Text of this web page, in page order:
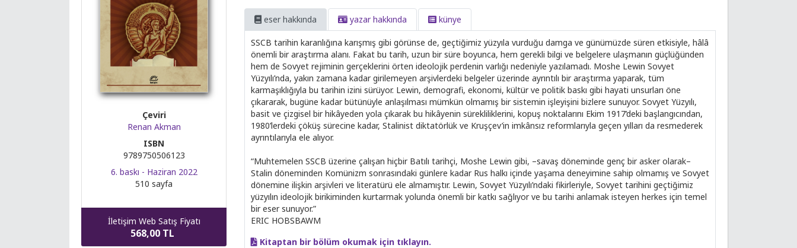
Çeviri
Renan Akman
ISBN
9789750506123
6. baskı - Haziran 2022
510 sayfa
İletişim Web Satış Fiyatı
568,00 TL
eser hakkında yazar hakkında künye
SSCB tarihin karanlığına karışmış gibi görünse de, geçtiğimiz yüzyıla vurduğu damga ve günümüzde süren etkisiyle, hâlâ
önemli bir araştırma alanı. Fakat bu tarih, uzun bir süre boyunca, hem gerekli bilgi ve belgelere ulaşmanın güçlüğünden
hem de Sovyet rejiminin gerçeklerini örten ideolojik perdenin varlığı nedeniyle yazılamadı. Moshe Lewin Sovyet
Yüzyılı’nda, yakın zamana kadar girilemeyen arşivlerdeki belgeler üzerinde ayrıntılı bir araştırma yaparak, tüm
karmaşıklığıyla bu tarihin izini sürüyor. Lewin, demografi, ekonomi, kültür ve politik baskı gibi hayati unsurları öne
çıkararak, bugüne kadar bütünüyle anlaşılması mümkün olmamış bir sistemin işleyişini bizlere sunuyor. Sovyet Yüzyılı,
basit ve çizgisel bir hikâyeden yola çıkarak bu hikâyenin sürekliliklerini, kopuş noktalarını Ekim 1917’deki başlangıcından,
1980’lerdeki çöküş sürecine kadar, Stalinist diktatörlük ve Kruşçev’in imkânsız reformlarıyla geçen yılları da resmederek
ayrıntılarıyla ele alıyor.
“Muhtemelen SSCB üzerine çalışan hiçbir Batılı tarihçi, Moshe Lewin gibi, –savaş döneminde genç bir asker olarak–
Stalin döneminden Komünizm sonrasındaki günlere kadar Rus halkı içinde yaşama deneyimine sahip olmamış ve Sovyet
dönemine ilişkin arşivleri ve literatürü ele almamıştır. Lewin, Sovyet Yüzyılı’ndaki fikirleriyle, Sovyet tarihini geçtiğimiz
yüzyılın ideolojik birikiminden kurtarmak yolunda önemli bir katkı sağlıyor ve bu tarihi anlamak isteyen herkes için temel
bir eser sunuyor.”
ERIC HOBSBAWM
Kitaptan bir bölüm okumak için tıklayın.